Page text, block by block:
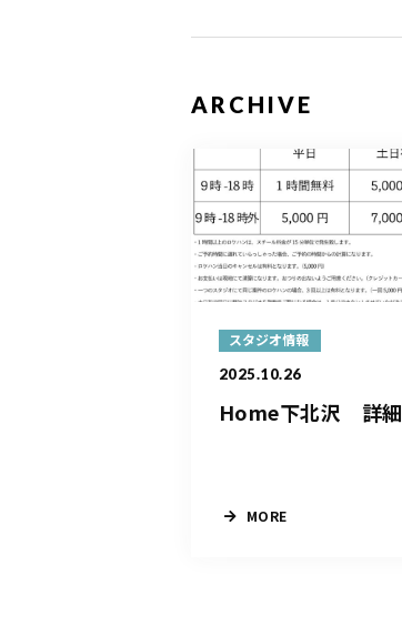
ARCHIVE
スタジオ情報
2025.10.26
Home下北沢 詳細
MORE